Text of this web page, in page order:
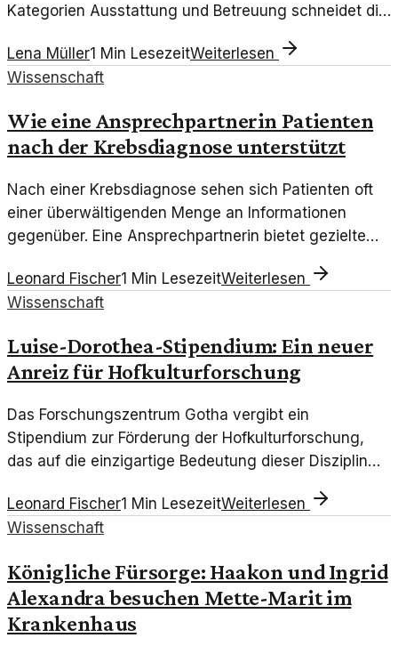
Kategorien Ausstattung und Betreuung schneidet die
Lena Müller1 Min LesezeitWeiterlesen
Wissenschaft
Wie eine Ansprechpartnerin Patienten
nach der Krebsdiagnose unterstützt
Nach einer Krebsdiagnose sehen sich Patienten oft
einer überwältigenden Menge an Informationen
gegenüber. Eine Ansprechpartnerin bietet gezielte
Leonard Fischer1 Min LesezeitWeiterlesen
Wissenschaft
Luise-Dorothea-Stipendium: Ein neuer
Anreiz für Hofkulturforschung
Das Forschungszentrum Gotha vergibt ein
Stipendium zur Förderung der Hofkulturforschung,
das auf die einzigartige Bedeutung dieser Disziplin
Leonard Fischer1 Min LesezeitWeiterlesen
Wissenschaft
Königliche Fürsorge: Haakon und Ingrid
Alexandra besuchen Mette-Marit im
Krankenhaus